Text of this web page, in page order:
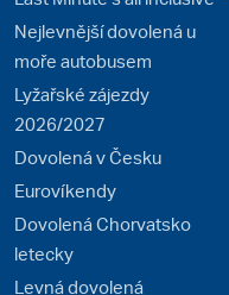
Nejlevnější dovolená u
moře autobusem
Lyžařské zájezdy
2026/2027
Dovolená v Česku
Eurovíkendy
Dovolená Chorvatsko
letecky
Levná dovolená